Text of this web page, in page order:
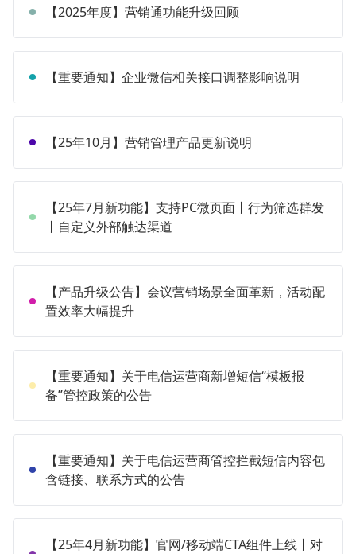
【2025年度】营销通功能升级回顾
【重要通知】企业微信相关接口调整影响说明
【25年10月】营销管理产品更新说明
【25年7月新功能】支持PC微页面丨行为筛选群发
丨自定义外部触达渠道
【产品升级公告】会议营销场景全面革新，活动配
置效率大幅提升
【重要通知】关于电信运营商新增短信“模板报
备”管控政策的公告
【重要通知】关于电信运营商管控拦截短信内容包
含链接、联系方式的公告
【25年4月新功能】官网/移动端CTA组件上线丨对